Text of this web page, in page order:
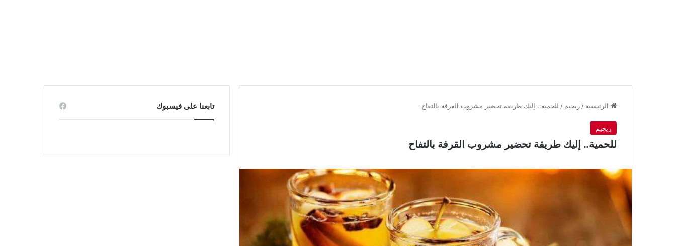
الرئيسية / ريجيم / للحمية.. إليك طريقة تحضير مشروب القرفة بالتفاح
ريجيم
للحمية.. إليك طريقة تحضير مشروب القرفة بالتفاح
تابعنا على فيسبوك